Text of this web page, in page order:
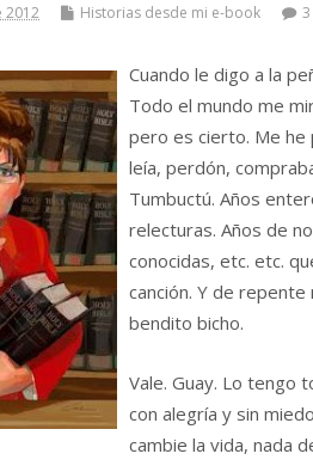
2012 Historias desde mi e-book
Cuando le digo a la
Todo el mundo me
pero es cierto. Me he
leía, perdón,
Tumbuctú. Años
relecturas. Años de
conocidas, etc. etc.
canción. Y de
bendito bicho.
Vale. Guay. Lo tengo
con alegría y sin
cambie la vida, nada